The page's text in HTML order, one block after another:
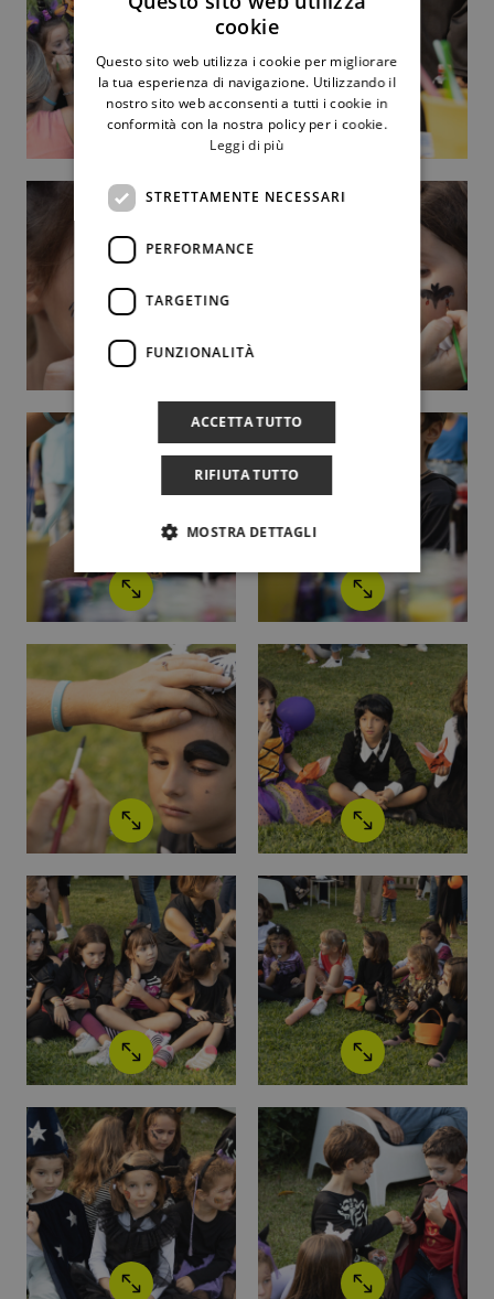
cookie
Questo sito web utilizza i cookie per migliorare
la tua esperienza di navigazione. Utilizzando il
nostro sito web acconsenti a tutti i cookie in
conformità con la nostra policy per i cookie.
Leggi di più
STRETTAMENTE NECESSARI
PERFORMANCE
TARGETING
FUNZIONALITÀ
ACCETTA TUTTO
RIFIUTA TUTTO
MOSTRA DETTAGLI